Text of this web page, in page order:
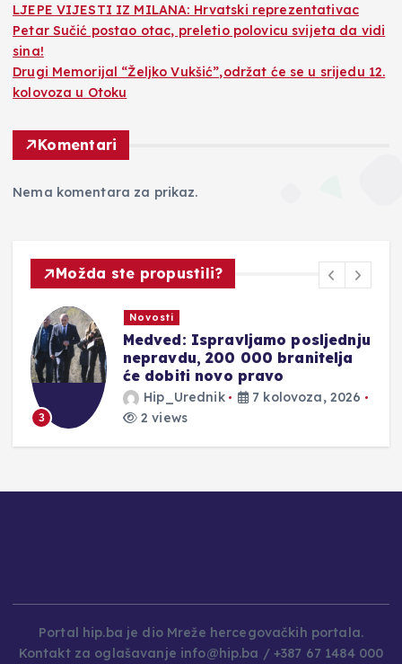
LJEPE VIJESTI IZ MILANA: Hrvatski reprezentativac
Petar Sučić postao otac, preletio polovicu svijeta da vidi
sina!
Drugi Memorijal “Željko Vukšić”,održat će se u srijedu 12.
kolovoza u Otoku
Komentari
Nema komentara za prikaz.
Možda ste propustili?
3
Novosti
Medved: Ispravljamo posljednju
nepravdu, 200 000 branitelja
će dobiti novo pravo
Hip_Urednik
7 kolovoza, 2026
2 views
Portal hip.ba je dio Mreže hercegovačkih portala.
Kontakt za oglašavanje info@hip.ba / +387 67 1484 000